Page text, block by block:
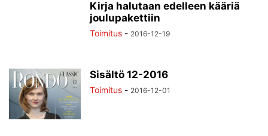
Kirja halutaan edelleen kääriä
joulupakettiin
Toimitus - 2016-12-19
Sisältö 12-2016
Toimitus - 2016-12-01